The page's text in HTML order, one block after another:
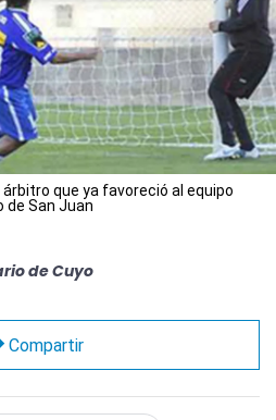
que ya favoreció al equipo
de San Juan
de Cuyo
Compartir